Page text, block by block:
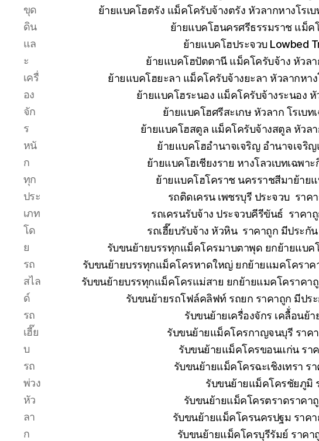
ขุด
ดิน
แล
ะ
เครื่
อง
จัก
ร
หนั
ก
ทุก
ประ
เภท
โด
ย
รถ
สไล
ด์
รถ
เฮี๊ย
บ
รถ
พ่วง
หัว
ลา
ก
ย้ายแบคโฮตรัง แม็คโครับจ้างตรัง หัวลากหางโรเ
ย้ายแบคโฮนครศรีธรรมราช แม็ค
ย้ายแบคโฮประจวบ Lowbed
ย้ายแบคโฮปัตตานี แม็คโครับจ้าง หัวลา
ย้ายแบคโฮยะลา แม็คโครับจ้างยะลา หัวลากหาง
ย้ายแบคโฮระนอง แม็คโครับจ้างระนอง หั
ย้ายแบคโฮศรีสะเกษ หัวลาก โรเบ
ย้ายแบคโฮสตูล แม็คโครับจ้างสตูล หัวลา
ย้ายแบคโฮอำนาจเจริญ อำนาจเจริ
ย้ายแบคโฮเชียงราย หางโลวเบทเฉพ
ย้ายแบคโฮโคราช นครราชสีมาย้าย
รถติดเครน เพชรบุรี ประจวบ ราค
รถเครนรับจ้าง ประจวบคีรีขันธ์ ราคา
รถเฮี๊ยบรับจ้าง หัวหิน ราคาถูก มีประกั
รับขนย้ายบรรทุกแม็คโครมาบตาพุด ยกย้ายแบค
รับขนย้ายบรรทุกแม็คโครหาดใหญ่ ยกย้ายแมคโคราค
รับขนย้ายบรรทุกแม็คโครแม่สาย ยกย้ายแมคโคราคาถู
รับขนย้ายรถโฟล์คลิฟท์ รถยก ราคาถูก มีปร
รับขนย้ายเครื่องจักร เคลื้่อนย้
รับขนย้ายแม็คโครกาญจนบุรี ราค
รับขนย้ายแม็คโครขอนแก่น รา
รับขนย้ายแม็คโครฉะเชิงเทรา ร
รับขนย้ายแม็คโครชัยภูมิ
รับขนย้ายแม็คโครตราดราคา
รับขนย้ายแม็คโครนครปฐม ราค
รับขนย้ายแม็คโครบุรีรัมย์ ราคา